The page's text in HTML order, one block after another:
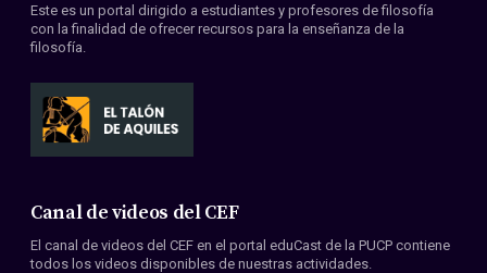
Convenios
Este es un portal dirigido a estudiantes y profesores de filosofía
con la finalidad de ofrecer recursos para la enseñanza de la
filosofía.
Canal de videos del CEF
El canal de videos del CEF en el portal eduCast de la PUCP contiene
todos los videos disponibles de nuestras actividades.